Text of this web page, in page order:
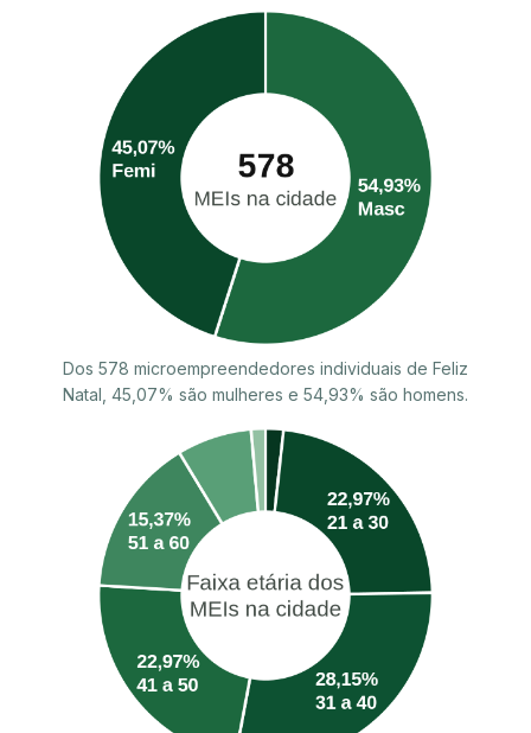
Dos 578 microempreendedores individuais de Feliz
Natal, 45,07% são mulheres e 54,93% são homens.